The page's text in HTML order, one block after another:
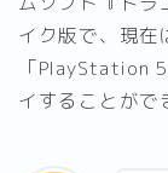
イク版で、現
「PlayStation
イすることがで